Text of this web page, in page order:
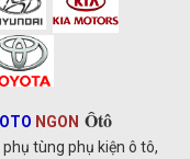
OTO NGON Ôtô
tùng phụ kiện ô tô,